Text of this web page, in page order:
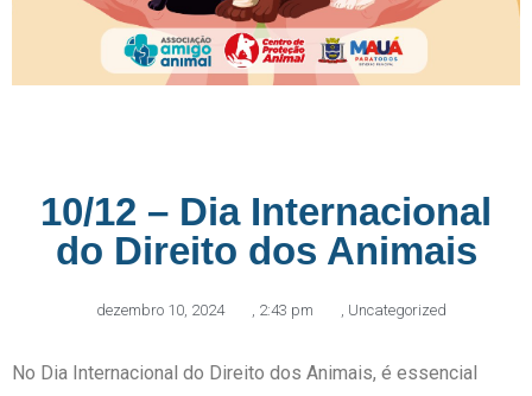
10/12 – Dia Internacional
do Direito dos Animais
dezembro 10, 2024 , 2:43 pm , Uncategorized
No Dia Internacional do Direito dos Animais, é essencial